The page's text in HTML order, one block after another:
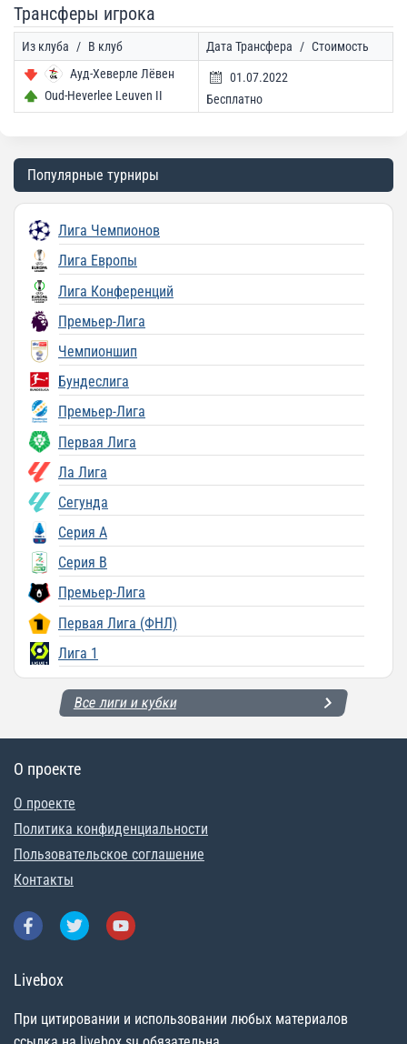
Трансферы игрока
Из клуба / В клуб Дата Трансфера / Стоимость
Ауд-Хеверле Лёвен
Oud-Heverlee Leuven II
01.07.2022
Бесплатно
Популярные турниры
Лига Чемпионов
Лига Европы
Лига Конференций
Премьер-Лига
Чемпионшип
Бундеслига
Премьер-Лига
Первая Лига
Ла Лига
Сегунда
Серия A
Серия B
Премьер-Лига
Первая Лига (ФНЛ)
Лига 1
Все лиги и кубки
О проекте
О проекте
Политика конфиденциальности
Пользовательское соглашение
Контакты
Livebox
При цитировании и использовании любых материалов